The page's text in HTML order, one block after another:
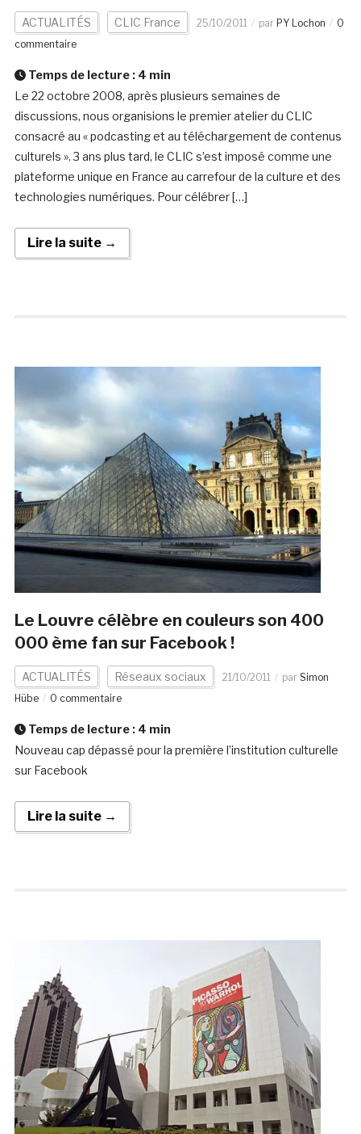
ACTUALITÉS CLIC France 25/10/2011 par PY Lochon
0
commentaire
Temps de lecture : 4 min
Le 22 octobre 2008, après plusieurs semaines de
discussions, nous organisions le premier atelier du CLIC
consacré au « podcasting et au téléchargement de contenus
culturels ». 3 ans plus tard, le CLIC s’est imposé comme une
plateforme unique en France au carrefour de la culture et des
technologies numériques. Pour célébrer […]
Lire la suite →
Le Louvre célèbre en couleurs son 400
000 ème fan sur Facebook !
ACTUALITÉS Réseaux sociaux 21/10/2011 par Simon
Hübe
0 commentaire
Temps de lecture : 4 min
Nouveau cap dépassé pour la première l’institution culturelle
sur Facebook
Lire la suite →